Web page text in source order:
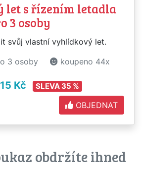
let s řízením letadla
3 osoby
svůj vlastní vyhlídkový let.
3 osoby koupeno 44x
Kč SLEVA 35 %
OBJEDNAT
obdržíte ihned